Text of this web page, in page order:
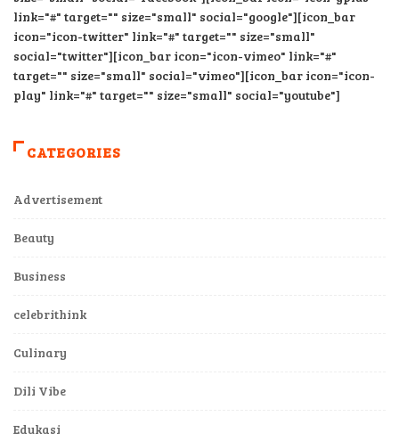
link="#" target="" size="small" social="google"][icon_bar
icon="icon-twitter" link="#" target="" size="small"
social="twitter"][icon_bar icon="icon-vimeo" link="#"
target="" size="small" social="vimeo"][icon_bar icon="icon-
play" link="#" target="" size="small" social="youtube"]
CATEGORIES
Advertisement
Beauty
Business
celebrithink
Culinary
Dili Vibe
Edukasi